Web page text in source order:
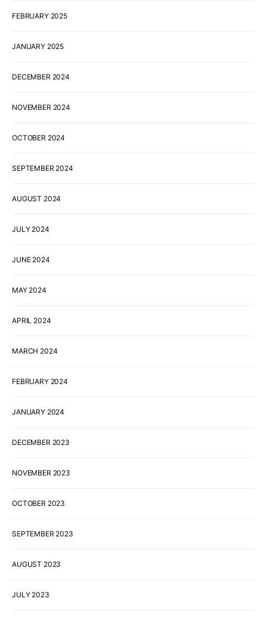
FEBRUARY 2025
JANUARY 2025
DECEMBER 2024
NOVEMBER 2024
OCTOBER 2024
SEPTEMBER 2024
AUGUST 2024
JULY 2024
JUNE 2024
MAY 2024
APRIL 2024
MARCH 2024
FEBRUARY 2024
JANUARY 2024
DECEMBER 2023
NOVEMBER 2023
OCTOBER 2023
SEPTEMBER 2023
AUGUST 2023
JULY 2023